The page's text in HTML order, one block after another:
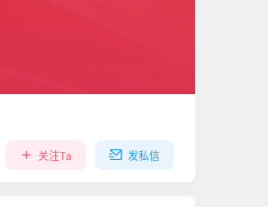
关注Ta 发私信